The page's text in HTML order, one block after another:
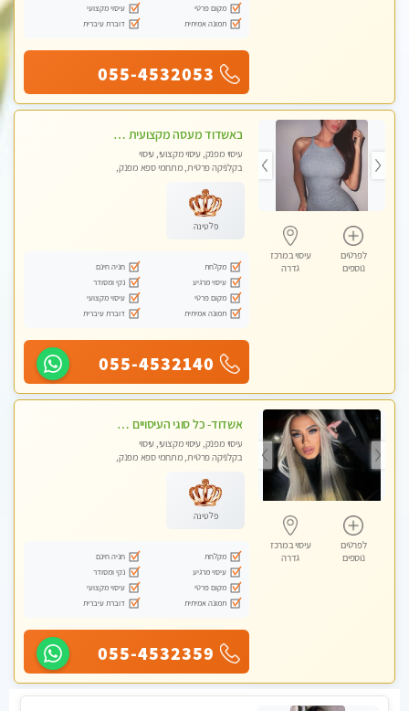
מקום פרטי
עיסוי מקצועי
תמונה אמיתית
דוברת עיברית
055-4532053
לפרטים
נוספים
עיסוי במרכז
גדרה
באשדוד מעסה מקצועית חדשה ישראלית צעירה ואיכותית לעיסוי מרגיע ומפנק VIP-מומלץ לחלוטין! פרטי! ​​​​​​ Highly recommended
עיסוי מפנק, עיסוי מקצועי, עיסוי
בקלניקה פרטית, מתחמי ספא מפנק,
פלטינה
מקלחת
חניה חינם
עיסוי מרגיע
נקי ומסודר
מקום פרטי
עיסוי מקצועי
תמונה אמיתית
דוברת עיברית
055-4532140
לפרטים
נוספים
עיסוי במרכז
גדרה
אשדוד- כל סוגי העיסויים מעסה מקצועית ואיכותית פרטי!!!
עיסוי מפנק, עיסוי מקצועי, עיסוי
בקלניקה פרטית, מתחמי ספא מפנק,
פלטינה
מקלחת
חניה חינם
עיסוי מרגיע
נקי ומסודר
מקום פרטי
עיסוי מקצועי
תמונה אמיתית
דוברת עיברית
055-4532359